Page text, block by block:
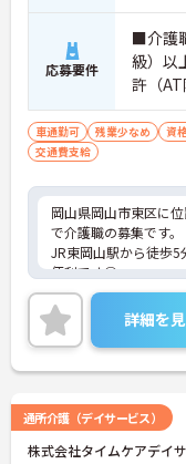
応募要件
■介護
級）以
許（AT限定可） ※
談
車通勤可 残業少なめ 資
交通費支給
岡山県岡山市東区に
で介護職の募集です。
JR東岡山駅から徒歩5
便利です◎
未経験の方でも、経
心してスタートできま
学校行事や家庭の事
士の仲が良く、働き
日から勤務OKで、W
詳細をお話いたしま
い。
詳細を
通所介護（デイサービス）
株式会社タイムケアデイ